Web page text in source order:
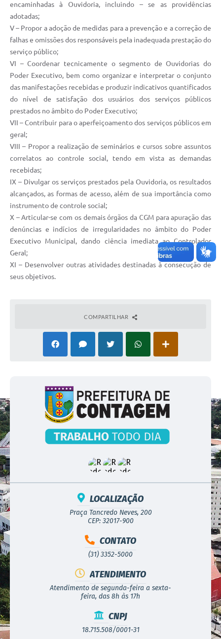
encaminhadas à Ouvidoria, incluindo – se as providências
adotadas;
V – Propor a adoção de medidas para a prevenção e a correção de
falhas e omissões dos responsáveis pela inadequada prestação do
serviço público;
VI – Coordenar tecnicamente o segmento de Ouvidorias do
Poder Executivo, bem como organizar e interpretar o conjunto
das manifestações recebidas e produzir indicativos quantificados
do nível de satisfação dos usuários dos serviços públicos
prestados no âmbito do Poder Executivo;
VII – Contribuir para o aperfeiçoamento dos serviços públicos em
geral;
VIII – Propor a realização de seminários e cursos sobre assuntos
correlatos ao controle social, tendo em vista as demandas
recebidas;
IX – Divulgar os serviços prestados pela Ouvidoria, os resultados
alcançados, as formas de acesso, além de sua importância como
instrumento de controle social;
X – Articular-se com os demais órgãos da CGM para apuração das
denúncias e indícios de irregularidades no âmbito do Poder
Executivo Municipal, dando ciência imediata ao Controlador
Geral;
XI – Desenvolver outras atividades destinadas à consecução de
seus objetivos.
COMPARTILHAR
LOCALIZAÇÃO
Praça Tancredo Neves, 200
CEP: 32017-900
CONTATO
(31) 3352-5000
ATENDIMENTO
Atendimento de segunda-feira a sexta-
feira, das 8h às 17h
CNPJ
18.715.508/0001-31